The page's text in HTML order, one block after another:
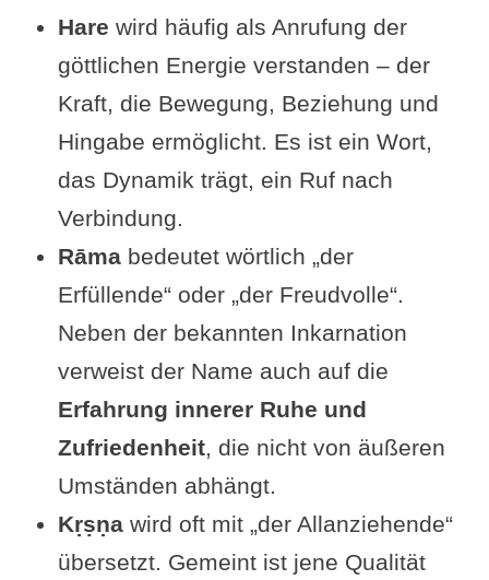
Hare wird häufig als Anrufung der
göttlichen Energie verstanden – der
Kraft, die Bewegung, Beziehung und
Hingabe ermöglicht. Es ist ein Wort,
das Dynamik trägt, ein Ruf nach
Verbindung.
Rāmabedeutet wörtlich „der
Erfüllende“ oder „der Freudvolle“.
Neben der bekannten Inkarnation
verweist der Name auch auf die
Erfahrung innerer Ruhe und
Zufriedenheit, die nicht von äußeren
Umständen abhängt.
Kṛṣṇawird oft mit „der Allanziehende“
übersetzt. Gemeint ist jene Qualität